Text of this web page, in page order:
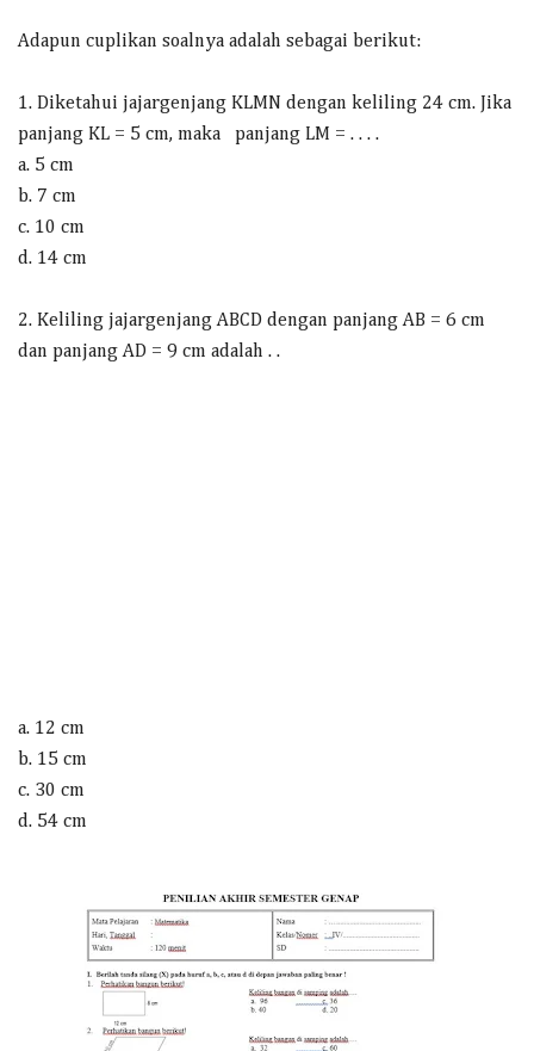
Adapun cuplikan soalnya adalah sebagai berikut:
1. Diketahui jajargenjang KLMN dengan keliling 24 cm. Jika
panjang KL = 5 cm, maka panjang LM = . . . .
a. 5 cm
b. 7 cm
c. 10 cm
d. 14 cm
2. Keliling jajargenjang ABCD dengan panjang AB = 6 cm
dan panjang AD = 9 cm adalah . .
a. 12 cm
b. 15 cm
c. 30 cm
d. 54 cm